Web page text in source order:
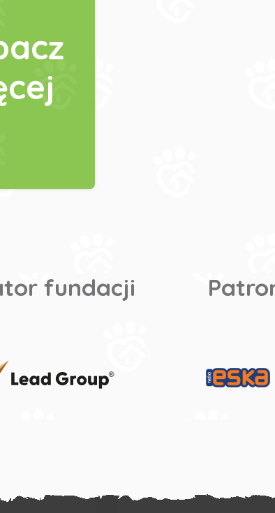
fundacji